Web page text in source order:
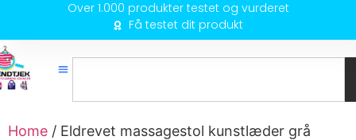
Over 1.000 produkter testet og vurderet
Få testet dit produkt
Home / Eldrevet massagestol kunstlæder grå